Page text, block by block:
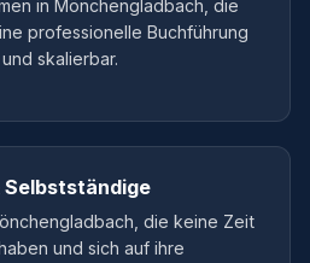
in Mönchengladbach, die
professionelle Buchführung
skalierbar.
Selbstständige
die keine Zeit
und sich auf ihre